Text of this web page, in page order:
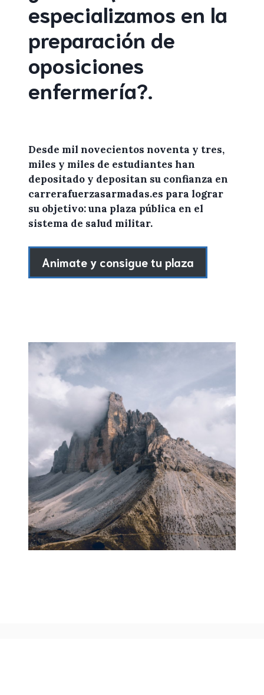
especializamos en la
preparación de
oposiciones
enfermería?.
Desde mil novecientos noventa y tres,
miles y miles de estudiantes han
depositado y depositan su confianza en
carrerafuerzasarmadas.es para lograr
su objetivo: una plaza pública en el
sistema de salud militar.
Animate y consigue tu plaza